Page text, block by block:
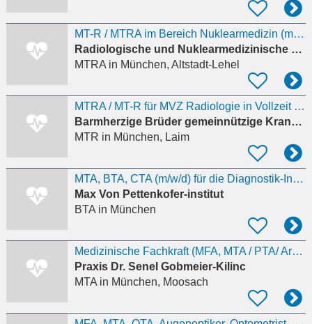
MT-R / MTRA im Bereich Nuklearmedizin (m/w/d) Vollzeit / Teilzeit
Radiologische und Nuklearmedizinische Partnerschaftsgesellschaft
MTRAin München, Altstadt-Lehel
MTRA / MT-R für MVZ Radiologie in Vollzeit (w/m/d)
Barmherzige Brüder gemeinnützige Krankenhaus GmbH
MTR in München, Laim
MTA, BTA, CTA (m/w/d) für die Diagnostik-Infektionsserologie
Max Von Pettenkofer-institut
BTAin München
Medizinische Fachkraft (MFA, MTA / PTA/ Arzthelfer/in, Krankenpfleger) in Teil-/ oder Vollzeit.
Praxis Dr. Senel Gobmeier-Kilinc
MTAin München, Moosach